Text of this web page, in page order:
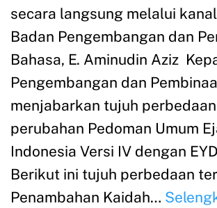
secara langsung melalui
Badan Pengembangan dan
Bahasa, E. Aminudin Aziz
Pengembangan dan
menjabarkan tujuh
perubahan Pedoman Umum
Indonesia Versi IV dengan
Berikut ini tujuh perbedaan
Penambahan Kaidah…